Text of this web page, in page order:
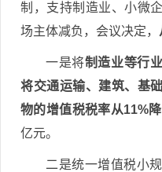
制，支持制造业、小微
场主体减负，会议决定，
一是将制造业等行
将交通运输、建筑、基
物的增值税税率从11%降
亿元。
二是统一增值税小